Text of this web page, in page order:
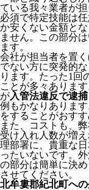
ている我々業者が
必須で特定技能は
か安くない金額と
ません。この部分
ます。
会社が担当者を置
でない方に突発的
ります。たった1回
ことが多々ありま
が入管法違反で逮
例もかなりありま
をすることがおすす
また、コストも、
受け入れ人数が増
理部署に、貴重な
ったいないです。
の部分は簡単に決
させてください。
北牟婁郡紀北町へ